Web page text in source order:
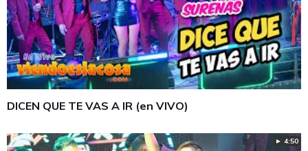
DICEN QUE TE VAS A IR (en VIVO)
► 4:50